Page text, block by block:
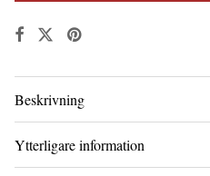
Beskrivning
Ytterligare information